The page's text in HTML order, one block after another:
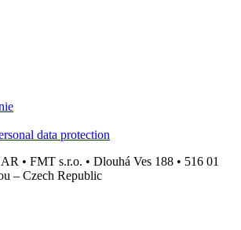
data protection
• FMT s.r.o. • Dlouhá Ves 188 • 516 01
– Czech Republic